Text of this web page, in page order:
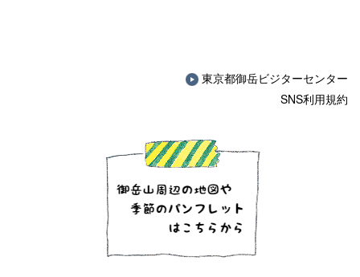
東京都御岳ビジターセンター
SNS利用規約